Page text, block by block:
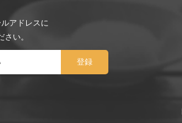
アドレスに
い。